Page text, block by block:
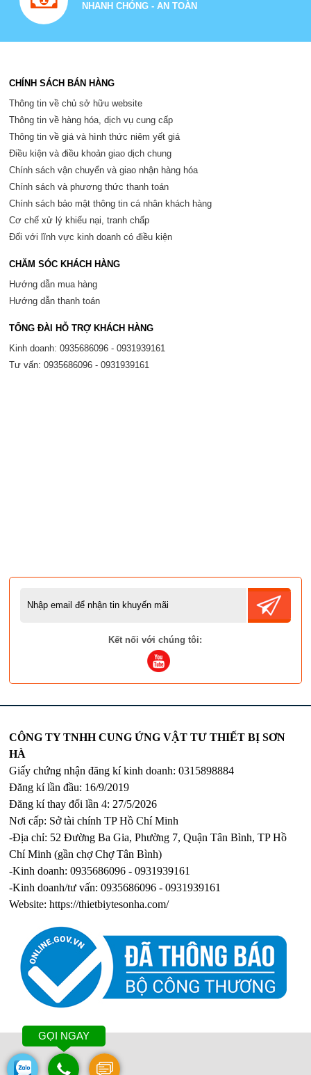
NHANH CHÓNG - AN TOÀN
CHÍNH SÁCH BÁN HÀNG
Thông tin về chủ sở hữu website
Thông tin về hàng hóa, dịch vụ cung cấp
Thông tin về giá và hình thức niêm yết giá
Điều kiện và điều khoản giao dịch chung
Chính sách vận chuyển và giao nhận hàng hóa
Chính sách và phương thức thanh toán
Chính sách bảo mật thông tin cá nhân khách hàng
Cơ chế xử lý khiếu nại, tranh chấp
Đối với lĩnh vực kinh doanh có điều kiện
CHĂM SÓC KHÁCH HÀNG
Hướng dẫn mua hàng
Hướng dẫn thanh toán
TỔNG ĐÀI HỖ TRỢ KHÁCH HÀNG
Kinh doanh: 0935686096 - 0931939161
Tư vấn: 0935686096 - 0931939161
Kết nối với chúng tôi:
CÔNG TY TNHH CUNG ỨNG VẬT TƯ THIẾT BỊ SƠN
HÀ
Giấy chứng nhận đăng kí kinh doanh: 0315898884
Đăng kí lần đầu: 16/9/2019
Đăng kí thay đổi lần 4: 27/5/2026
Nơi cấp: Sở tài chính TP Hồ Chí Minh
-Địa chỉ: 52 Đường Ba Gia, Phường 7, Quận Tân Bình, TP Hồ
Chí Minh (gần chợ Chợ Tân Bình)
-Kinh doanh: 0935686096 - 0931939161
-Kinh doanh/tư vấn: 0935686096 - 0931939161
Website:https://thietbiytesonha.com/
GỌI NGAY